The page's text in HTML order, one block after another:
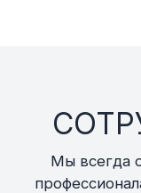
Мы всегда